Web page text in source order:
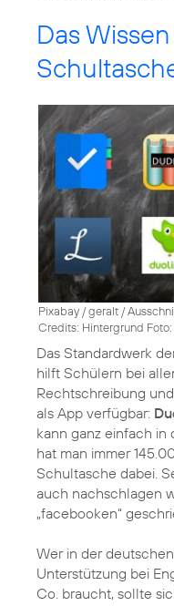
Das
Pixabay / geralt /
Credits: Hintergrund
Das Standardwerk
hilft Schülern bei
Rechtschreibung
als App verfügbar:
kann ganz einfach in
hat man immer
Schultasche dabei.
auch nachschlagen
„facebooken“
Wer in der
Unterstützung bei
Co. braucht, sollte